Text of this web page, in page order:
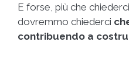
E forse, più che
dovremmo chiederci
contribuendo a